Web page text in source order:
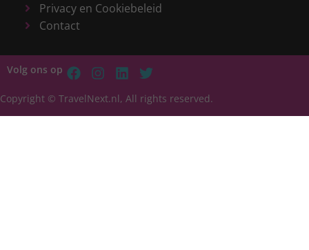
Privacy en Cookiebeleid
Contact
Volg ons op
Copyright © TravelNext.nl, All rights reserved.